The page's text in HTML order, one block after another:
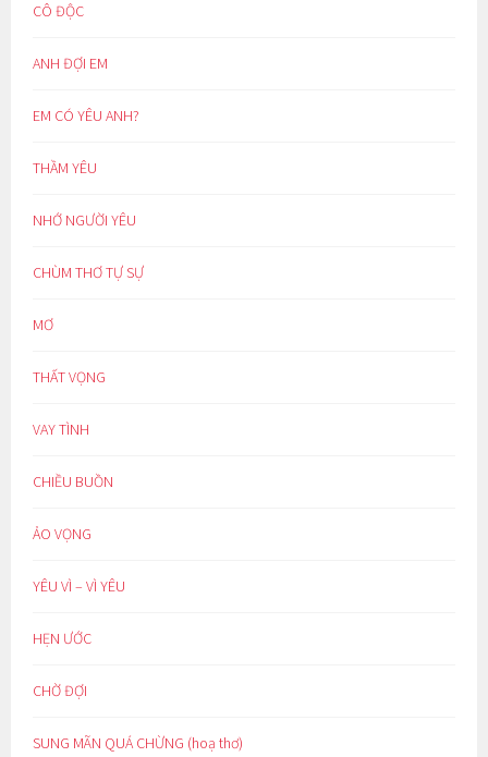
CÔ ĐỘC
ANH ĐỢI EM
EM CÓ YÊU ANH?
THẦM YÊU
NHỚ NGƯỜI YÊU
CHÙM THƠ TỰ SỰ
MƠ
THẤT VỌNG
VAY TÌNH
CHIỀU BUỒN
ẢO VỌNG
YÊU VÌ – VÌ YÊU
HẸN ƯỚC
CHỜ ĐỢI
SUNG MÃN QUÁ CHỪNG (hoạ thơ)